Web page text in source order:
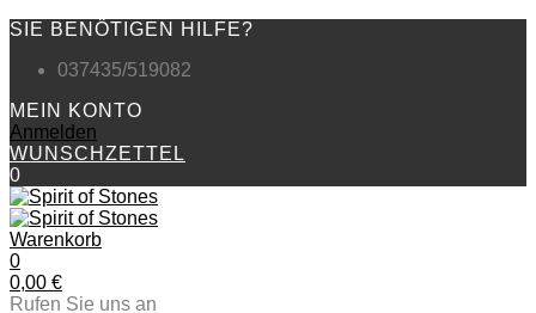
SIE BENÖTIGEN HILFE?
037435/519082
MEIN KONTO
Anmelden
WUNSCHZETTEL
0
Warenkorb
0
0,00 €
Rufen Sie uns an